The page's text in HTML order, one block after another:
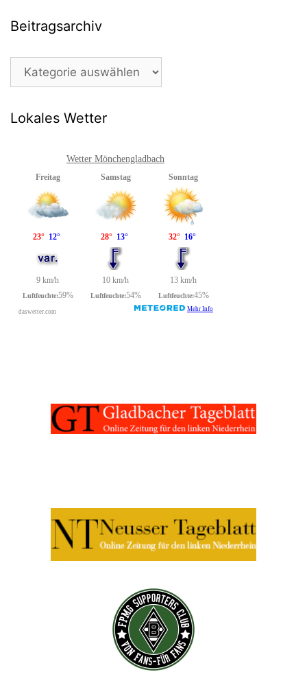
Beitragsarchiv
Beitragsarchiv
Lokales Wetter
Wetter Mönchengladbach